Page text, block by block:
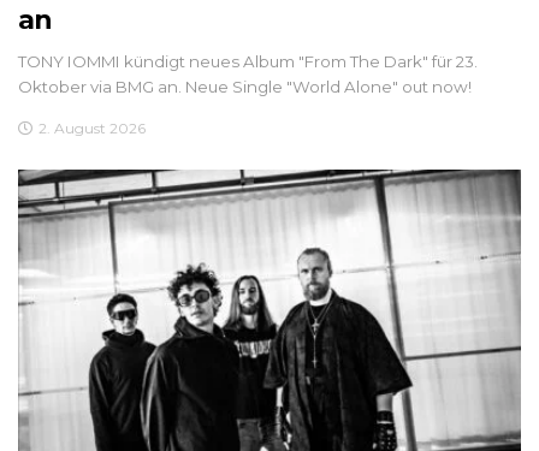
an
TONY IOMMI kündigt neues Album "From The Dark" für 23.
Oktober via BMG an. Neue Single "World Alone" out now!
2. August 2026